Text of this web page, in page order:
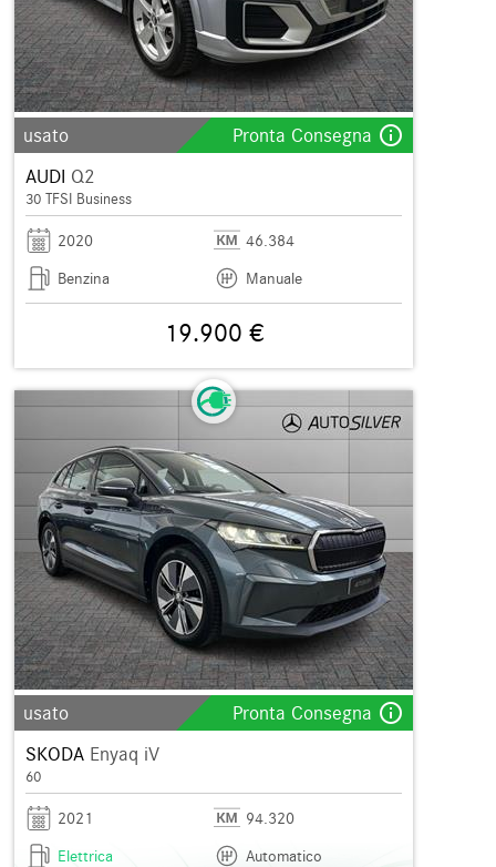
usato Pronta Consegna info_outline
AUDI Q2
30 TFSI Business
2020
46.384
Benzina
Manuale
19.900 €
usato Pronta Consegna info_outline
SKODA Enyaq iV
60
2021
94.320
Elettrica
Automatico